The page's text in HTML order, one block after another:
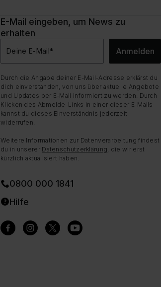
E-Mail eingeben, um News zu
erhalten
Deine E-Mail* Anmelden
Durch die Angabe deiner E-Mail-Adresse erklärst du
dich einverstanden, von uns über aktuelle Angebote
und Updates per E-Mail informiert zu werden. Durch
Klicken des Abmelde-Links in einer dieser E-Mails
kannst du dieses Einverständnis jederzeit
widerrufen.
Weitere Informationen zur Datenverarbeitung findest
du in unserer Datenschutzerklärung, die wir erst
kürzlich aktualisiert haben.
0800 000 1841
Hilfe